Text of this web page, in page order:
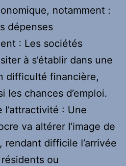
notamment :
dépenses
: Les sociétés
à s’établir dans une
difficulté financière,
les chances d’emploi.
l’attractivité : Une
va altérer l’image de
difficile l’arrivée
ou